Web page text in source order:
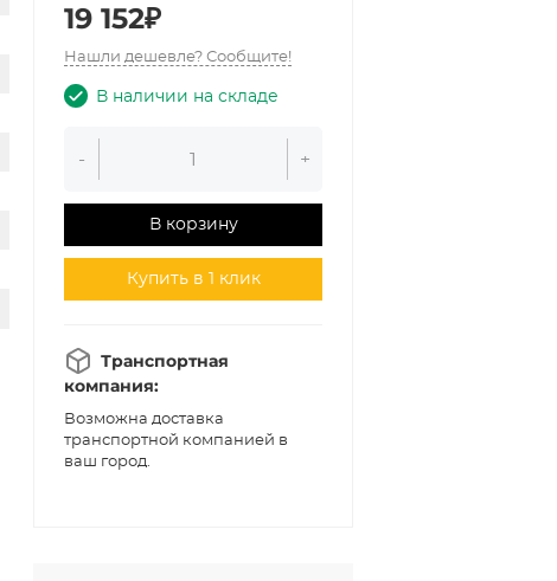
19 152₽
Нашли дешевле? Сообщите!
В наличии на складе
- +
В корзину
Купить в 1 клик
Транспортная
компания:
Возможна доставка
транспортной компанией в
ваш город.